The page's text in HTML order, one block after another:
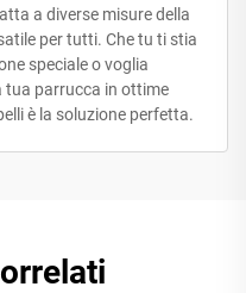
a diverse misure della
per tutti. Che tu ti stia
speciale o voglia
tua parrucca in ottime
è la soluzione perfetta.